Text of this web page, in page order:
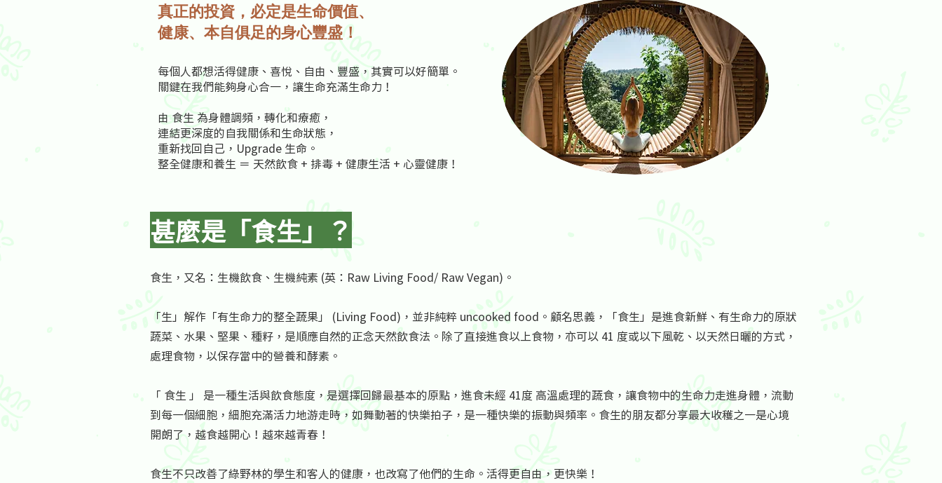
真正的投資，必定是生命價值、
健康、本自俱足的身心豐盛！
每個人都想活得健康、喜悅、自由、豐盛，其實可以好簡單。
關鍵在我們能夠身心合一，讓生命充滿生命力！
由 食生 為身體調頻，轉化和療癒，
連結更深度的自我關係和生命狀態，
重新找回自己，Upgrade 生命。
整全健康和養生 ＝ 天然飲食 + 排毒 + 健康生活 + 心靈健康！
甚麼是「食生」？
食生，又名：生機飲食、生機純素 (英：Raw Living Food/ Raw Vegan)。
「生」解作「有生命力的整全蔬果」 (Living Food)，並非純粹 uncooked food。顧名思義，「食生」是進食新鮮、有生命力的原狀
蔬菜、水果、堅果、種籽，是順應自然的正念天然飲食法。除了直接進食以上食物，亦可以 41 度或以下風乾、以天然日曬的方式，
處理食物，以保存當中的營養和酵素。
「 食生 」 是一種生活與飲食態度，是選擇回歸最基本的原點，進食未經 41度 高溫處理的蔬食，讓食物中的生命力走進身體，流動
到每一個細胞，細胞充滿活力地游走時，如舞動著的快樂拍子，是一種快樂的振動與頻率。食生的朋友都分享最大收穫之一是心境
開朗了，越食越開心！越來越青春！
​食生不只改善了綠野林的學生和客人的健康，也改寫了他們的生命。活得更自由，更快樂！